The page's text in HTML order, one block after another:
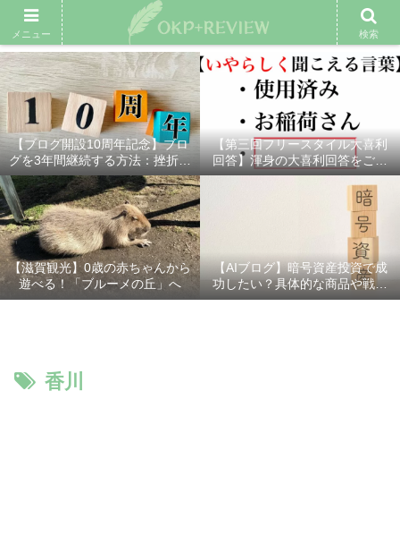
雑記ブログ プロフィール 余興動画 ベスト大喜利 スポ
【ブログ開設10周年記念】ブロ
グを3年間継続する方法：挫折し
ないための7つの秘訣
【第三回フリースタイル大喜利
回答】渾身の大喜利回答をご紹
介！
【滋賀観光】0歳の赤ちゃんから
遊べる！「ブルーメの丘」へ
【AIブログ】暗号資産投資で成
功したい？具体的な商品や戦略
を分かりやすく解説！
香川
メニュー 検索